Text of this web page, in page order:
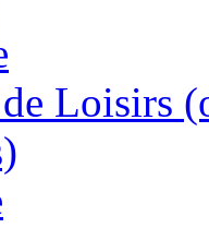
Loisirs